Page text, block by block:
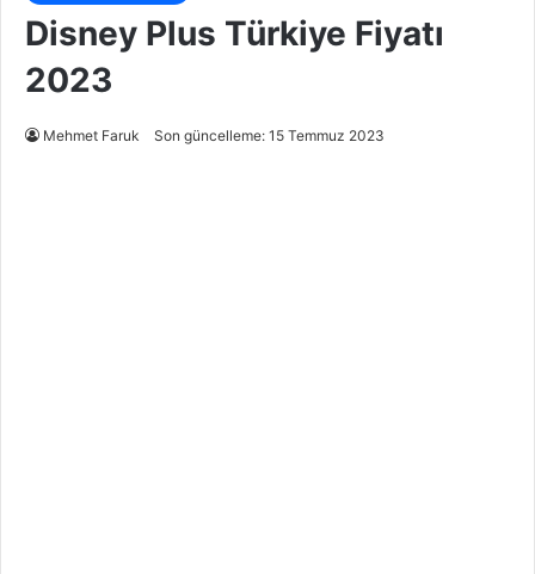
Disney Plus Türkiye Fiyatı
2023
Mehmet Faruk Son güncelleme: 15 Temmuz 2023